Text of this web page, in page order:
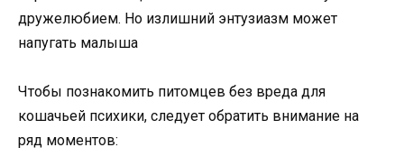
дружелюбием. Но излишний энтузиазм может
напугать малыша
Чтобы познакомить питомцев без вреда для
кошачьей психики, следует обратить внимание на
ряд моментов: